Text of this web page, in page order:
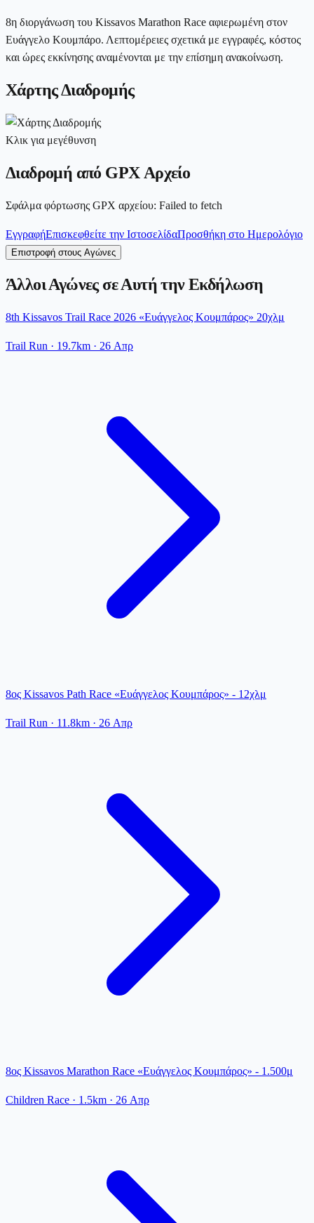
8η διοργάνωση του Kissavos Marathon Race αφιερωμένη στον
Ευάγγελο Κουμπάρο. Λεπτομέρειες σχετικά με εγγραφές, κόστος
και ώρες εκκίνησης αναμένονται με την επίσημη ανακοίνωση.
Χάρτης Διαδρομής
Κλικ για μεγέθυνση
Διαδρομή από GPX Αρχείο
Σφάλμα φόρτωσης GPX αρχείου: Failed to fetch
ΕγγραφήΕπισκεφθείτε την ΙστοσελίδαΠροσθήκη στο Ημερολόγιο
Επιστροφή στους Αγώνες
Άλλοι Αγώνες σε Αυτή την Εκδήλωση
8th Kissavos Trail Race 2026 «Ευάγγελος Κουμπάρος» 20χλμ
Trail Run · 19.7km · 26 Απρ
8ος Kissavos Path Race «Ευάγγελος Κουμπάρος» - 12χλμ
Trail Run · 11.8km · 26 Απρ
8ος Kissavos Marathon Race «Ευάγγελος Κουμπάρος» - 1.500μ
Children Race · 1.5km · 26 Απρ